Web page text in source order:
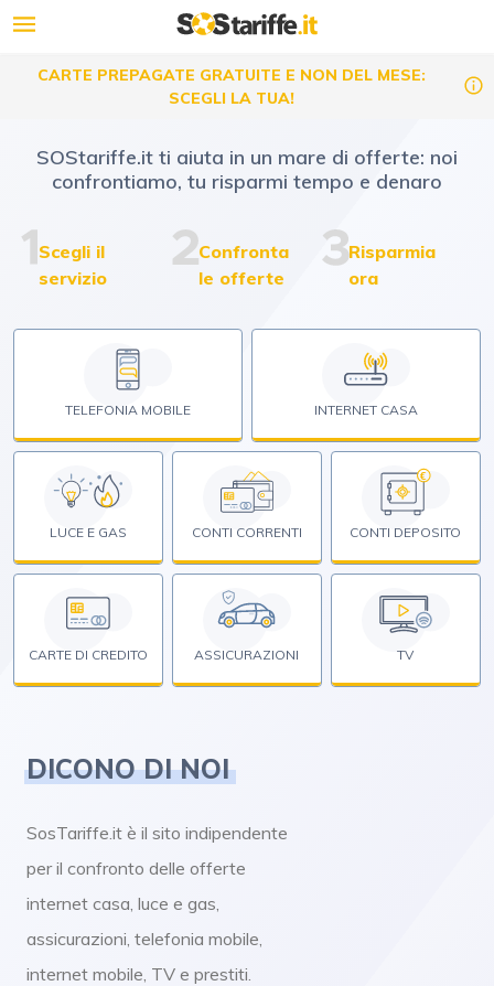
CARTE PREPAGATE GRATUITE E NON DEL MESE:
SCEGLI LA TUA!
SOStariffe.it ti aiuta in un mare di offerte: noi
confrontiamo, tu risparmi tempo e denaro
Scegli il
servizio
Confronta
le offerte
Risparmia
ora
TELEFONIA MOBILE INTERNET CASA
LUCE E GAS CONTI CORRENTI
€
CONTI DEPOSITO
CARTE DI CREDITO ASSICURAZIONI TV
DICONO DI NOI
SosTariffe.it è il sito indipendente
per il confronto delle offerte
internet casa, luce e gas,
assicurazioni, telefonia mobile,
internet mobile, TV e prestiti.